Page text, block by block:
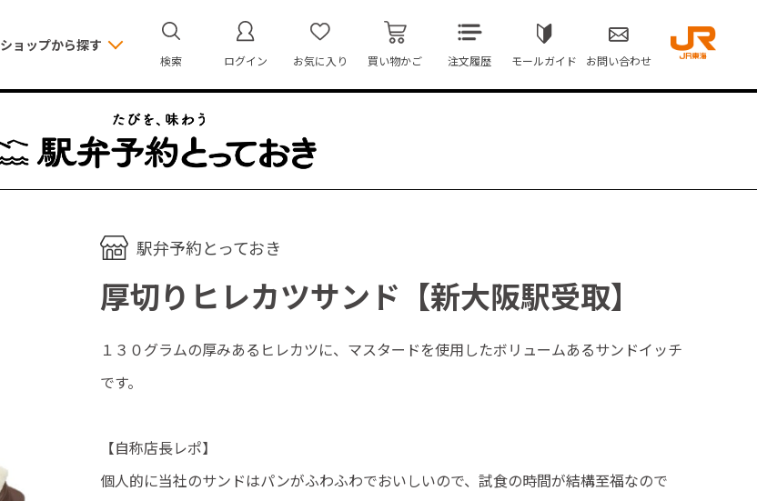
ショップから探す
検索 ログイン お気に入り 買い物かご 注文履歴 モールガイド お問い合わせ
駅弁予約とっておき
厚切りヒレカツサンド【新大阪駅受取】
１３０グラムの厚みあるヒレカツに、マスタードを使用したボリュームあるサンドイッチ
です。
【自称店長レポ】
個人的に当社のサンドはパンがふわふわでおいしいので、試食の時間が結構至福なので